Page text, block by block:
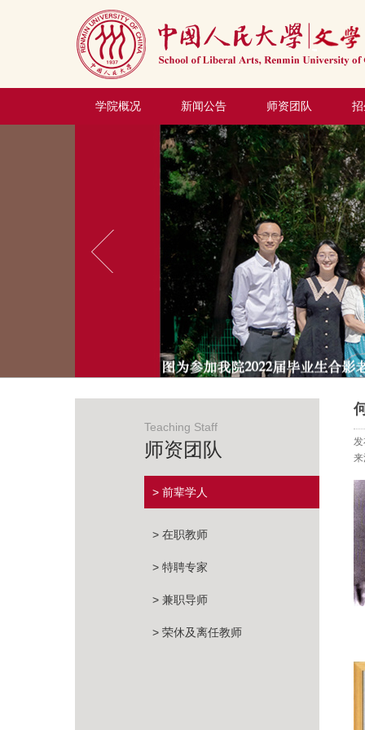
学院概况 新闻公告 师资团队
Teaching Staff
师资团队
> 前辈学人
> 在职教师
> 特聘专家
> 兼职导师
> 荣休及离任教师